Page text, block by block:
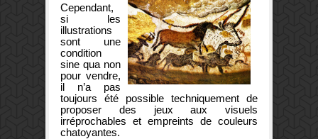
Cependant,
si les
illustrations
sont une
condition
sine qua non
pour vendre,
il n’a pas
toujours été possible techniquement de
proposer des jeux aux visuels
irréprochables et empreints de couleurs
chatoyantes.